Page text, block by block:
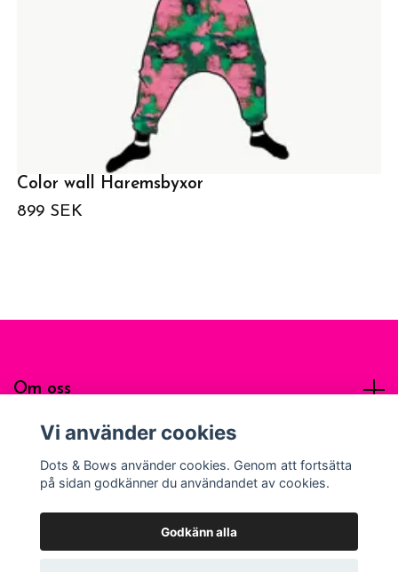
Color wall Haremsbyxor
899 SEK
Om oss
Sociala medier
Vi använder cookies
Dots & Bows använder cookies. Genom att fortsätta
på sidan godkänner du användandet av cookies.
Godkänn alla